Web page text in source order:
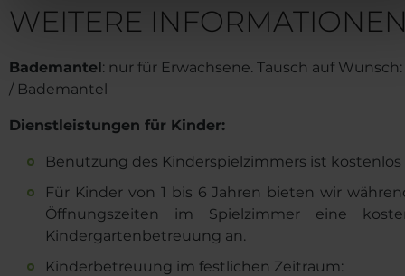
WEITERE
Bademantel: nur für Erwachsene. Tausch auf Wunsch:
/ Bademantel
Dienstleistungen für Kinder:
Benutzung des Kinderspielzimmers ist kostenlos
Für Kinder von 1 bis 6 Jahren bieten wir
Öffnungszeiten im Spielzimmer eine
Kindergartenbetreuung an.
Kinderbetreuung im festlichen Zeitraum: